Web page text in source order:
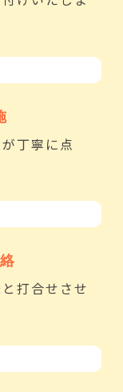
丁寧に点
打合せさせ